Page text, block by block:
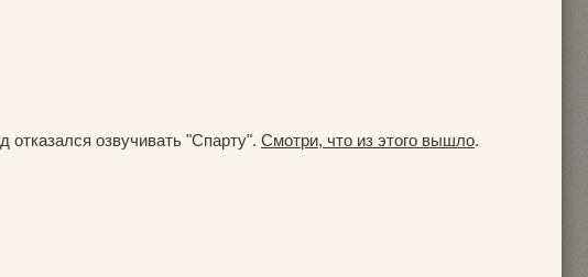
отказался озвучивать "Спарту". Смотри, что из этого вышло.